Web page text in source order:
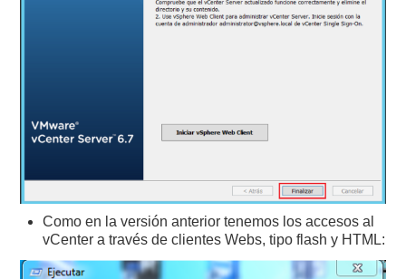
Como en la versión anterior tenemos los accesos al
vCenter a través de clientes Webs, tipo flash y HTML: